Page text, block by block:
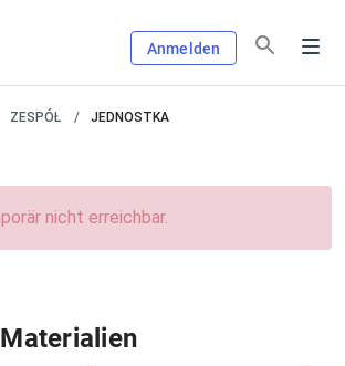
Anmelden
ZESPÓŁ JEDNOSTKA
nicht erreichbar.